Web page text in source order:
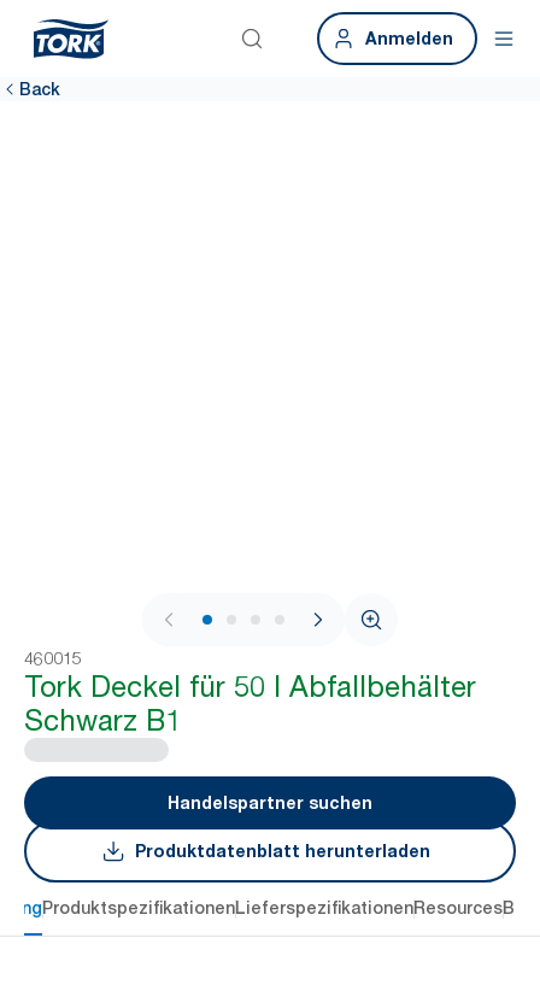
Anmelden
Back
1 / 4
460015
Tork Deckel für 50 l Abfallbehälter
Schwarz B1
Handelspartner suchen
Produktdatenblatt herunterladen
ProduktspezifikationenLieferspezifikationenResources